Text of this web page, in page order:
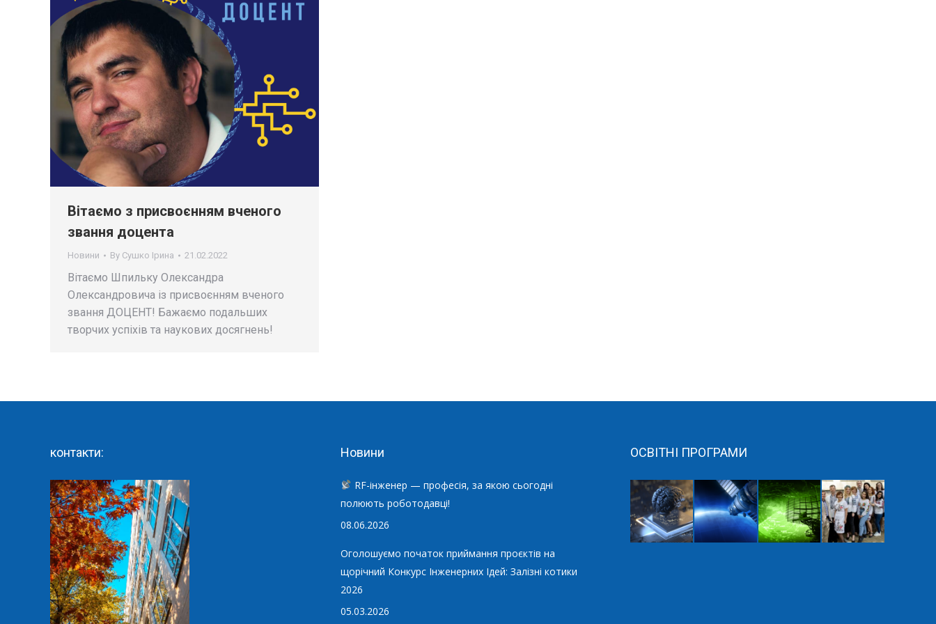
Вітаємо з присвоєнням вченого
звання доцента
Новини By Сушко Ірина 21.02.2022
Вітаємо Шпильку Олександра
Олександровича із присвоєнням вченого
звання ДОЦЕНТ! Бажаємо подальших
творчих успіхів та наукових досягнень!
контакти: Новини
RF-інженер — професія, за якою сьогодні
полюють роботодавці!
08.06.2026
Оголошуємо початок приймання проєктів на
щорічний Конкурс Інженерних Ідей: Залізні котики
2026
05.03.2026
ОСВІТНІ ПРОГРАМИ